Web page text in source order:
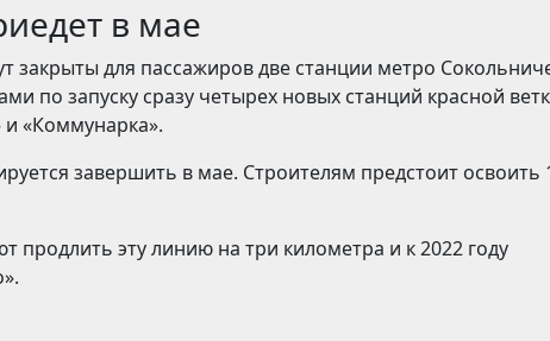
в мае
закрыты для пассажиров две станции метро
по запуску сразу четырех новых станций красной
«Коммунарка».
завершить в мае. Строителям предстоит освоить
эту линию на три километра и к 2022 году